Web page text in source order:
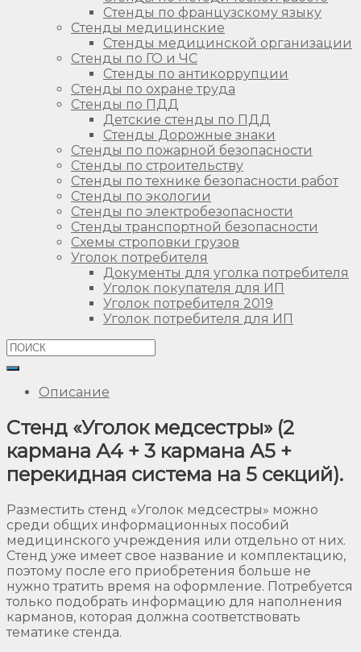
Стенды по французскому языку
Стенды медицинские
Стенды медицинской организации
Стенды по ГО и ЧС
Стенды по антикоррупции
Стенды по охране труда
Стенды по ПДД
Детские стенды по ПДД
Стенды Дорожные знаки
Стенды по пожарной безопасности
Стенды по строительству
Стенды по технике безопасности работ
Стенды по экологии
Стенды по электробезопасности
Стенды транспортной безопасности
Схемы строповки грузов
Уголок потребителя
Документы для уголка потребителя
Уголок покупателя для ИП
Уголок потребителя 2019
Уголок потребителя для ИП
Описание
Стенд «Уголок медсестры» (2
кармана А4 + 3 кармана А5 +
перекидная система на 5 секций).
Разместить стенд «Уголок медсестры» можно
среди общих информационных пособий
медицинского учреждения или отдельно от них.
Стенд уже имеет свое название и комплектацию,
поэтому после его приобретения больше не
нужно тратить время на оформление. Потребуется
только подобрать информацию для наполнения
карманов, которая должна соответствовать
тематике стенда.